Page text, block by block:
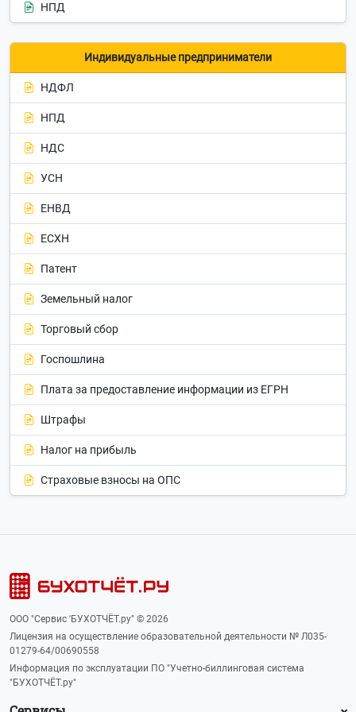
НПД
Индивидуальные предприниматели
НДФЛ
НПД
НДС
УСН
ЕНВД
ЕСХН
Патент
Земельный налог
Торговый сбор
Госпошлина
Плата за предоставление информации из ЕГРН
Штрафы
Налог на прибыль
Страховые взносы на ОПС
ООО "Сервис 'БУХОТЧЁТ.ру" © 2026
Лицензия на осуществление образовательной деятельности № Л035-
01279-64/00690558
Информация по эксплуатации ПО "Учетно-биллинговая система
"БУХОТЧЁТ.ру"